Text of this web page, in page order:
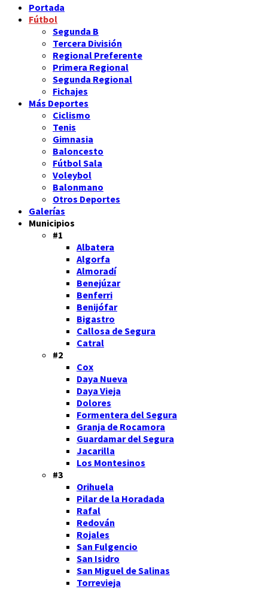
Portada
Fútbol
Segunda B
Tercera División
Regional Preferente
Primera Regional
Segunda Regional
Fichajes
Más Deportes
Ciclismo
Tenis
Gimnasia
Baloncesto
Fútbol Sala
Voleybol
Balonmano
Otros Deportes
Galerías
Municipios
#1
Albatera
Algorfa
Almoradí
Benejúzar
Benferri
Benijófar
Bigastro
Callosa de Segura
Catral
#2
Cox
Daya Nueva
Daya Vieja
Dolores
Formentera del Segura
Granja de Rocamora
Guardamar del Segura
Jacarilla
Los Montesinos
#3
Orihuela
Pilar de la Horadada
Rafal
Redován
Rojales
San Fulgencio
San Isidro
San Miguel de Salinas
Torrevieja